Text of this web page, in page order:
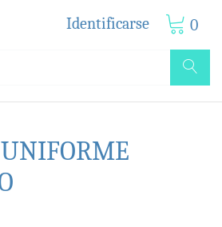
Identificarse 0